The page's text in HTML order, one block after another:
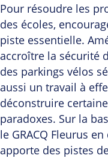
Pour résoudre les
des écoles,
piste essentielle.
accroître la sécurité
des parkings vélos
aussi un travail à
déconstruire
paradoxes. Sur la
le GRACQ Fleurus
apporte des pistes